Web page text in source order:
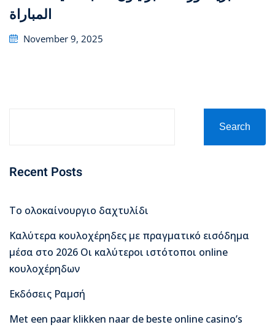
المباراة
Posted
November 9, 2025
Search
Recent Posts
Το ολοκαίνουργιο δαχτυλίδι
Καλύτερα κουλοχέρηδες με πραγματικό εισόδημα
μέσα στο 2026 Οι καλύτεροι ιστότοποι online
κουλοχέρηδων
Εκδόσεις Ραμσή
Met een paar klikken naar de beste online casino’s